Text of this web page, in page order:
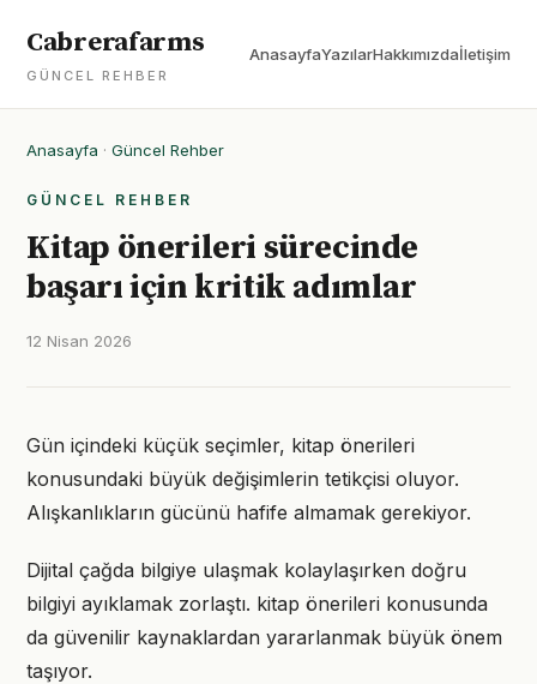
Cabrerafarms
GÜNCEL REHBER
AnasayfaYazılarHakkımızdaİletişim
Anasayfa · Güncel Rehber
GÜNCEL REHBER
Kitap önerileri sürecinde
başarı için kritik adımlar
12 Nisan 2026
Gün içindeki küçük seçimler, kitap önerileri
konusundaki büyük değişimlerin tetikçisi oluyor.
Alışkanlıkların gücünü hafife almamak gerekiyor.
Dijital çağda bilgiye ulaşmak kolaylaşırken doğru
bilgiyi ayıklamak zorlaştı. kitap önerileri konusunda
da güvenilir kaynaklardan yararlanmak büyük önem
taşıyor.